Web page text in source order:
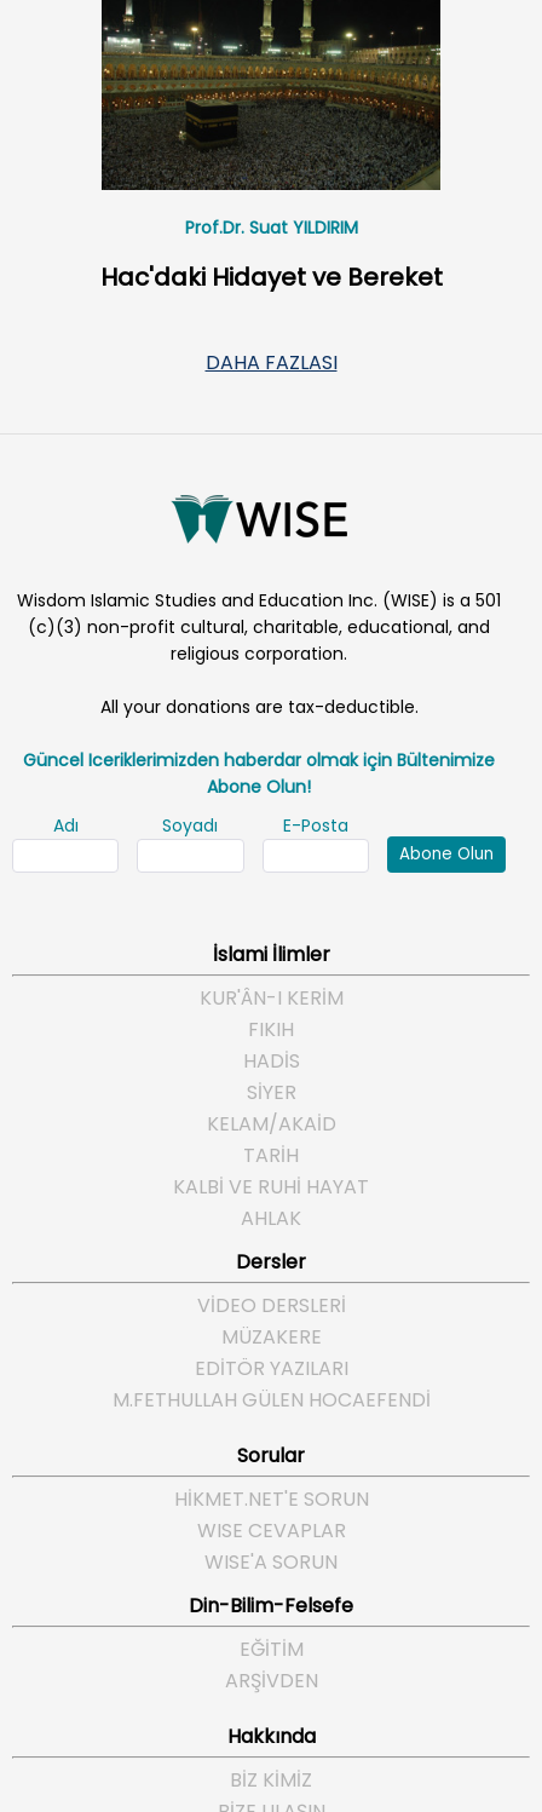
Prof.Dr. Suat YILDIRIM
Hac'daki Hidayet ve Bereket
DAHA FAZLASI
Wisdom Islamic Studies and Education Inc. (WISE) is a 501
(c)(3) non-profit cultural, charitable, educational, and
religious corporation.
All your donations are tax-deductible.
Güncel Iceriklerimizden haberdar olmak için Bültenimize
Abone Olun!
Adı
Soyadı E-Posta
Abone Olun
İslami İlimler
KUR'ÂN-I KERİM
FIKIH
HADİS
SİYER
KELAM/AKAİD
TARİH
KALBİ VE RUHİ HAYAT
AHLAK
Dersler
VİDEO DERSLERİ
MÜZAKERE
EDİTÖR YAZILARI
M.FETHULLAH GÜLEN HOCAEFENDI
Sorular
HIKMET.NET'E SORUN
WISE CEVAPLAR
WISE'A SORUN
Din-Bilim-Felsefe
EĞITIM
ARŞIVDEN
Hakkında
BIZ KIMIZ